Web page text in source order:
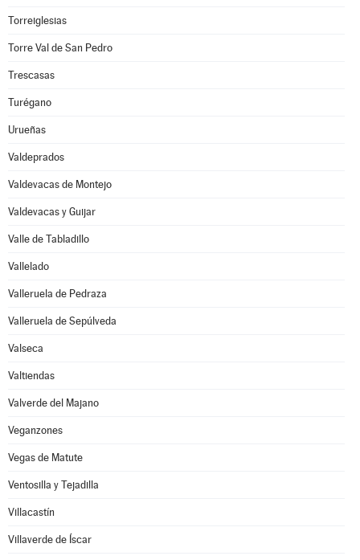
Torreiglesias
Torre Val de San Pedro
Trescasas
Turégano
Urueñas
Valdeprados
Valdevacas de Montejo
Valdevacas y Guijar
Valle de Tabladillo
Vallelado
Valleruela de Pedraza
Valleruela de Sepúlveda
Valseca
Valtiendas
Valverde del Majano
Veganzones
Vegas de Matute
Ventosilla y Tejadilla
Villacastín
Villaverde de Íscar